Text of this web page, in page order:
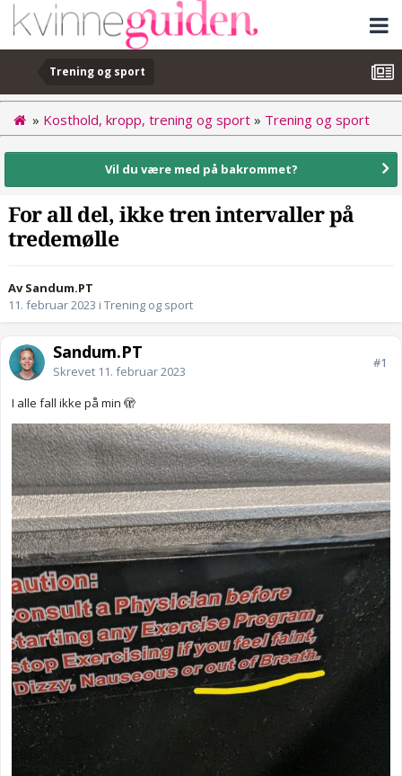
Trening og sport
» Kosthold, kropp, trening og sport » Trening og sport
Vil du være med på bakrommet?
For all del, ikke tren intervaller på
tredemølle
Av Sandum.PT
11. februar 2023 i Trening og sport
Sandum.PT
Skrevet 11. februar 2023
#1
I alle fall ikke på min 🫣